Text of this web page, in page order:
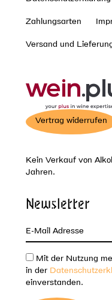
Zahlungsarten
Versand und
Vertrag widerrufen
Kein Verkauf von
Jahren.
Newsletter
Mit der Nutzung
in der
einverstanden.